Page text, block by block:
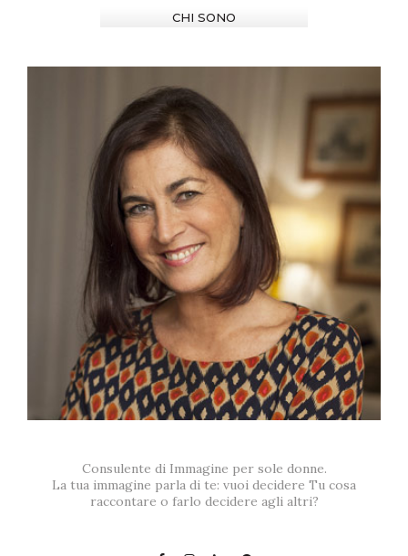
CHI SONO
Consulente di Immagine per sole donne.
La tua immagine parla di te: vuoi decidere Tu cosa
raccontare o farlo decidere agli altri?